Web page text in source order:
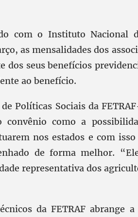
com o Instituto Nacional
as mensalidades dos
dos seus benefícios
ao benefício.
Políticas Sociais da
convênio como a
nos estados e com
de forma melhor.
representativa dos
da FETRAF abrange a